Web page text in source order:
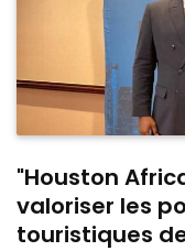
"Houston
valoriser les
touristiques